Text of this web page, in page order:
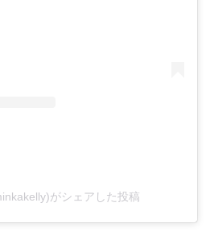
がシェアした投稿